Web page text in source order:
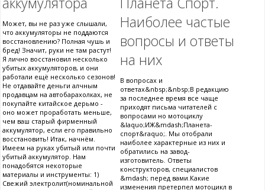
Может, вы не раз уже слышали,
что аккумуляторы не поддаются
восстановлению? Полная чушь и
бред! Значит, руки не там растут!
Я лично восстановил несколько
убитых аккумуляторов, и они
работали ещё несколько сезонов!
Не отдавайте деньги алчным
продавцам на автобарахолках, не
покупайте китайское дерьмо -
оно может проработать меньше,
чем ваш старый фирменный
аккумулятор, если его правильно
восстановить! Итак, начнём.
Имеем на руках убитый или почти
убитый аккумулятор. Нам
понадобятся некоторые
материалы и инструменты: 1)
Свежий электролит(номинальной
Наиболее частые
вопросы и ответы
на них
В вопросах и
ответах&nbsp;&nbsp;В редакцию
за последнее время все чаще
приходят письма читателей с
вопросами но мотоциклу
&laquo;ИЖ&mdash;Планета-
спорт&raquo;. Мы отобрали
наиболее характерные из них и
обратились на завод-
изготовитель. Ответы
конструкторов, специалистов
&mdash; перед вами.Какие
изменения претерпел мотоцикл в